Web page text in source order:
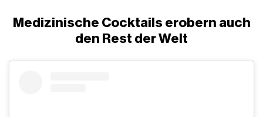
Medizinische Cocktails erobern auch
den Rest der Welt